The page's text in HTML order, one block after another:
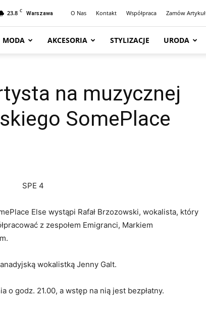
23.8 C Warszawa O Nas Kontakt Współpraca Zamów Artykuł
MODA AKCESORIA STYLIZACJE URODA
na muzycznej
SomePlace
Else wystąpi Rafał Brzozowski, wokalista, który
z zespołem Emigranci, Markiem
wokalistką Jenny Galt.
o godz. 21.00, a wstęp na nią jest bezpłatny.